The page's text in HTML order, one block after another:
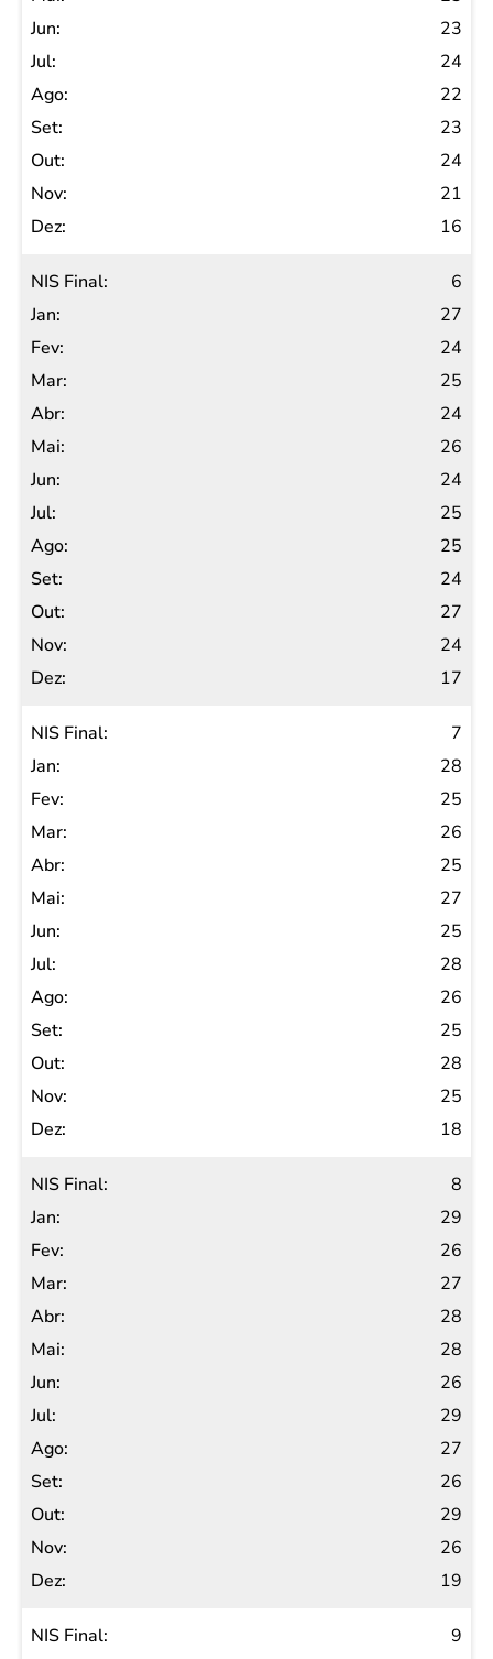
23
24
22
23
24
21
16
6
27
24
25
24
26
24
25
25
24
27
24
17
7
28
25
26
25
27
25
28
26
25
28
25
18
8
29
26
27
28
28
26
29
27
26
29
26
19
9